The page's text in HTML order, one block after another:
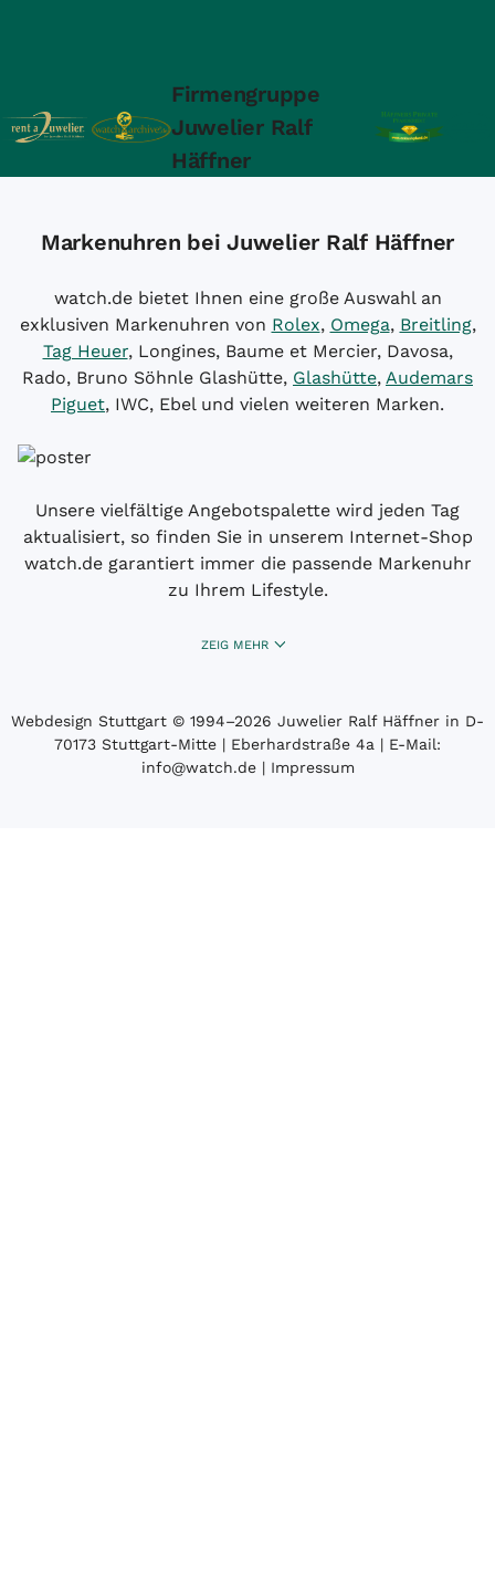
Firmengruppe
Juwelier Ralf
Häffner
Markenuhren bei Juwelier Ralf Häffner
watch.de bietet Ihnen eine große Auswahl an
exklusiven Markenuhren von Rolex, Omega, Breitling,
Tag Heuer, Longines, Baume et Mercier, Davosa,
Rado, Bruno Söhnle Glashütte, Glashütte, Audemars
Piguet, IWC, Ebel und vielen weiteren Marken.
Unsere vielfältige Angebotspalette wird jeden Tag
aktualisiert, so finden Sie in unserem Internet-Shop
watch.de garantiert immer die passende Markenuhr
zu Ihrem Lifestyle.
ZEIG MEHR
Webdesign Stuttgart © 1994­–2026 Juwelier Ralf Häffner in D-
70173 Stuttgart-Mitte | Eberhardstraße 4a | E-Mail:
info@watch.de|Impressum